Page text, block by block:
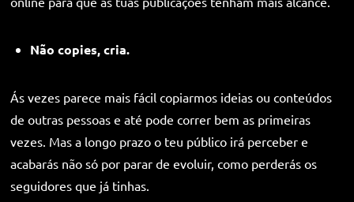
Não copies, cria.
Ás vezes parece mais fácil copiarmos ideias ou conteúdos
de outras pessoas e até pode correr bem as primeiras
vezes. Mas a longo prazo o teu público irá perceber e
acabarás não só por parar de evoluir, como perderás os
seguidores que já tinhas.